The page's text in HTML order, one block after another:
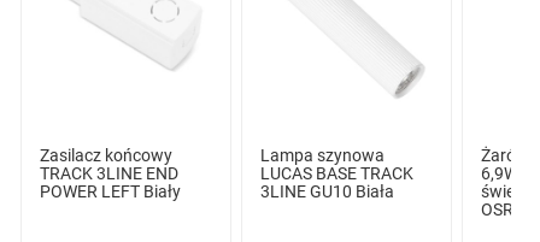
Zasilacz końcowy
TRACK 3LINE END
POWER LEFT Biały
Lampa szynowa
LUCAS BASE TRACK
3LINE GU10 Biała
6,9W
OSRAM